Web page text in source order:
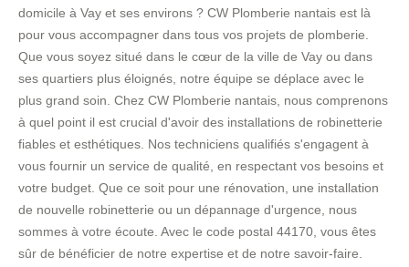
domicile à Vay et ses environs ? CW Plomberie nantais est là
pour vous accompagner dans tous vos projets de plomberie.
Que vous soyez situé dans le cœur de la ville de Vay ou dans
ses quartiers plus éloignés, notre équipe se déplace avec le
plus grand soin. Chez CW Plomberie nantais, nous comprenons
à quel point il est crucial d'avoir des installations de robinetterie
fiables et esthétiques. Nos techniciens qualifiés s'engagent à
vous fournir un service de qualité, en respectant vos besoins et
votre budget. Que ce soit pour une rénovation, une installation
de nouvelle robinetterie ou un dépannage d'urgence, nous
sommes à votre écoute. Avec le code postal 44170, vous êtes
sûr de bénéficier de notre expertise et de notre savoir-faire.